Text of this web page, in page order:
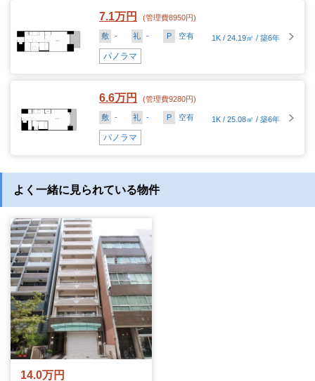
7.1万円 (管理費8950円)
敷 - 礼 - P 空有 1K / 24.19㎡ / 築6年
パノラマ
6.6万円 (管理費9280円)
敷 - 礼 - P 空有 1K / 25.08㎡ / 築6年
パノラマ
よく一緒に見られている物件
14.0万円